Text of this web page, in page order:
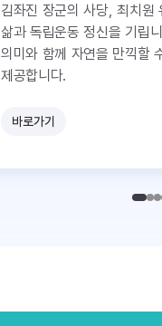
김좌진 장군의 사당, 최치원
삶과 독립운동 정신을 기립
의미와 함께 자연을 만끽할
제공합니다.
바로가기